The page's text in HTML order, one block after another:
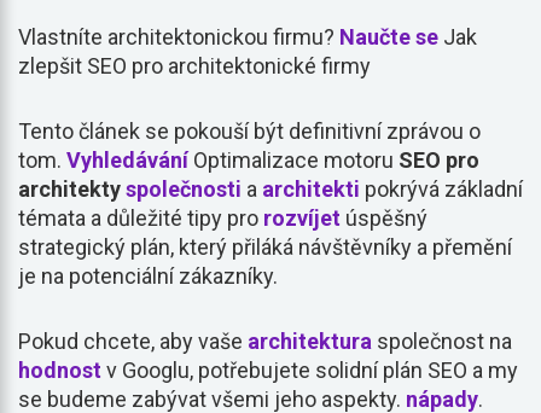
Vlastníte architektonickou firmu? Naučte se Jak
zlepšit SEO pro architektonické firmy
Tento článek se pokouší být definitivní zprávou o
tom. VyhledáváníOptimalizace motoru SEO pro
architektyspolečnosti a architekti pokrývá základní
témata a důležité tipy pro rozvíjet úspěšný
strategický plán, který přiláká návštěvníky a přemění
je na potenciální zákazníky.
Pokud chcete, aby vaše architektura společnost na
hodnostv Googlu, potřebujete solidní plán SEO a my
se budeme zabývat všemi jeho aspekty. nápady.